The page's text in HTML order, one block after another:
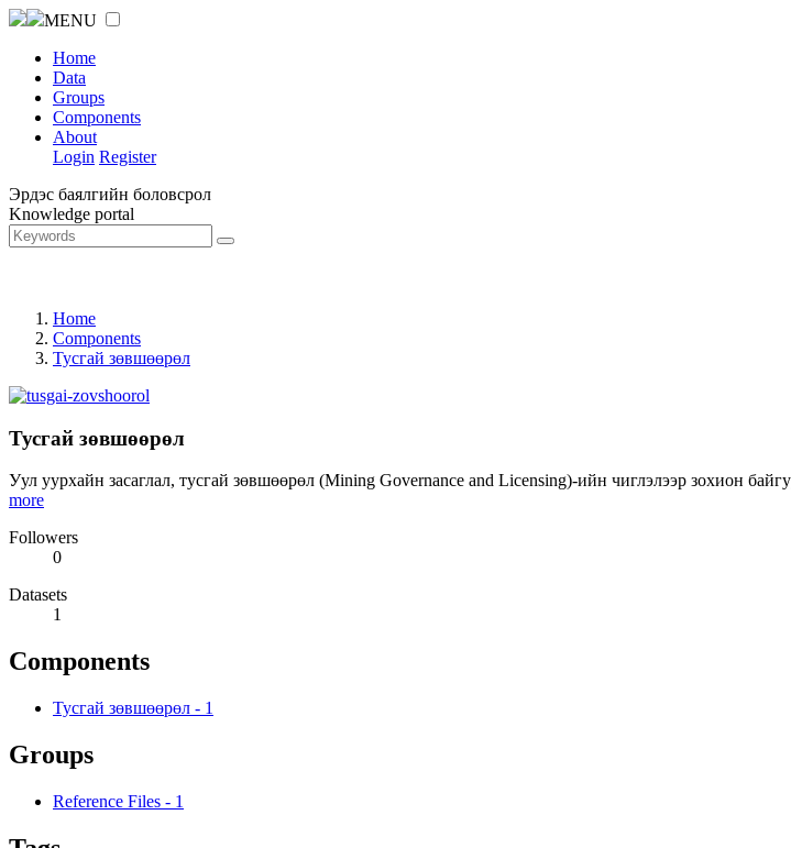
MENU
Home
Data
Groups
Components
About
Login Register
Эрдэс баялгийн боловсрол
Knowledge portal
Home
Components
Тусгай зөвшөөрөл
Тусгай зөвшөөрөл
Уул уурхайн засаглал, тусгай зөвшөөрөл (Mining Governance and Licensing)-ийн чиглэлээр зохион
more
Followers
0
Datasets
1
Components
Тусгай зөвшөөрөл - 1
Groups
Reference Files - 1